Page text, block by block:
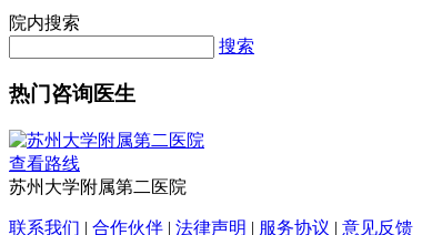
院内搜索
搜索
热门咨询医生
查看路线
苏州大学附属第二医院
联系我们 | 合作伙伴 | 法律声明 | 服务协议 | 意见反馈